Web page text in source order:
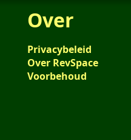
Over
Privacybeleid
Over RevSpace
Voorbehoud